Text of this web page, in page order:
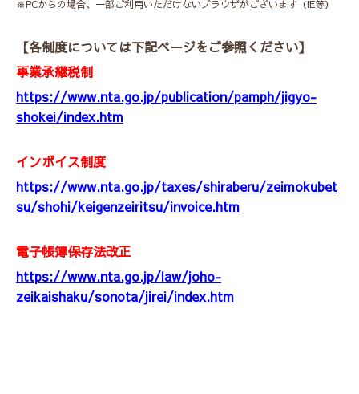
※PCからの場合、一部ご利用いただけないブラウザがございます（IE等）
【各制度については下記ページをご参照ください】
事業承継税制
https://www.nta.go.jp/publication/pamph/jigyo-
shokei/index.htm
インボイス制度
https://www.nta.go.jp/taxes/shiraberu/zeimokubet
su/shohi/keigenzeiritsu/invoice.htm
電子帳簿保存法改正
https://www.nta.go.jp/law/joho-
zeikaishaku/sonota/jirei/index.htm